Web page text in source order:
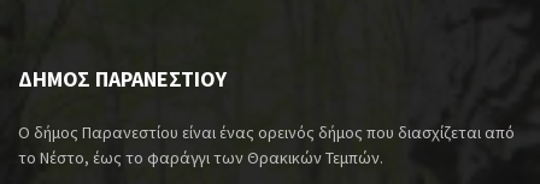
ΔΗΜΟΣ ΠΑΡΑΝΕΣΤΙΟΥ
Ο δήμος Παρανεστίου είναι ένας ορεινός δήμος που διασχίζεται από
το Νέστο, έως το φαράγγι των Θρακικών Τεμπών.